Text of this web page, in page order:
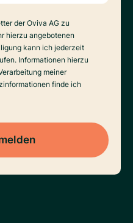
der Oviva AG zu
hierzu angebotenen
kann ich jederzeit
Informationen hierzu
meiner
finde ich